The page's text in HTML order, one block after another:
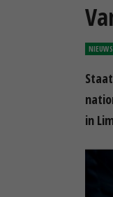
NIEUWS
in